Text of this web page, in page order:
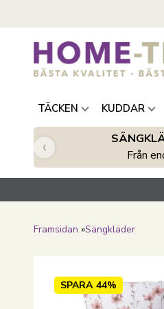
TÄCKEN KUDDAR
Från
‹
Framsidan »Sängkläder
SPARA 44%